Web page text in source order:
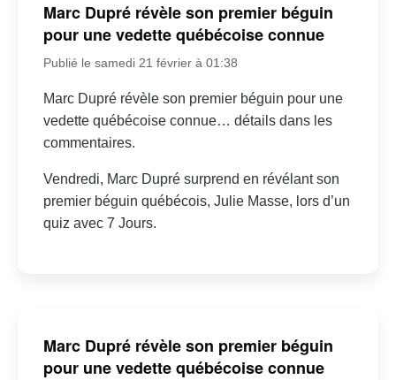
Marc Dupré révèle son premier béguin
pour une vedette québécoise connue
Publié le samedi 21 février à 01:38
Marc Dupré révèle son premier béguin pour une
vedette québécoise connue… détails dans les
commentaires.
Vendredi, Marc Dupré surprend en révélant son
premier béguin québécois, Julie Masse, lors d’un
quiz avec 7 Jours.
Marc Dupré révèle son premier béguin
pour une vedette québécoise connue